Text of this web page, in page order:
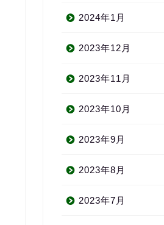
2024年1月
2023年12月
2023年11月
2023年10月
2023年9月
2023年8月
2023年7月